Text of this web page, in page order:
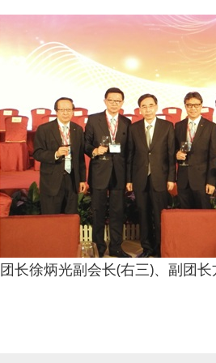
团长徐炳光副会长(右三)、副团